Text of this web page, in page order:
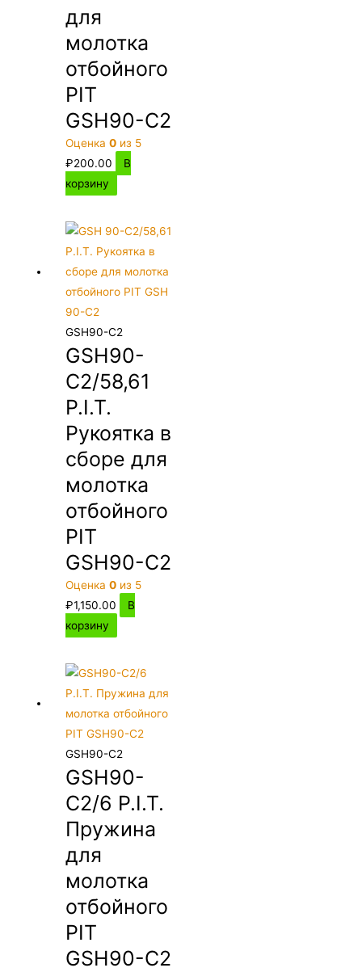
для
молотка
отбойного
PIT
GSH90-C2
Оценка0 из 5
₽200.00
В
корзину
GSH90-C2
GSH90-
C2/58,61
P.I.T.
Рукоятка в
сборе для
молотка
отбойного
PIT
GSH90-C2
Оценка0 из 5
₽1,150.00
В
корзину
GSH90-C2
GSH90-
C2/6 P.I.T.
Пружина
для
молотка
отбойного
PIT
GSH90-C2